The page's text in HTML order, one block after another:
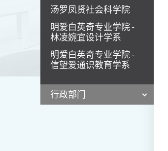
汤罗凤贤社会科学院
明爱白英奇专业学院 -
林凌婉宜设计学系
明爱白英奇专业学院 -
信望爱通识教育学系
行政部门